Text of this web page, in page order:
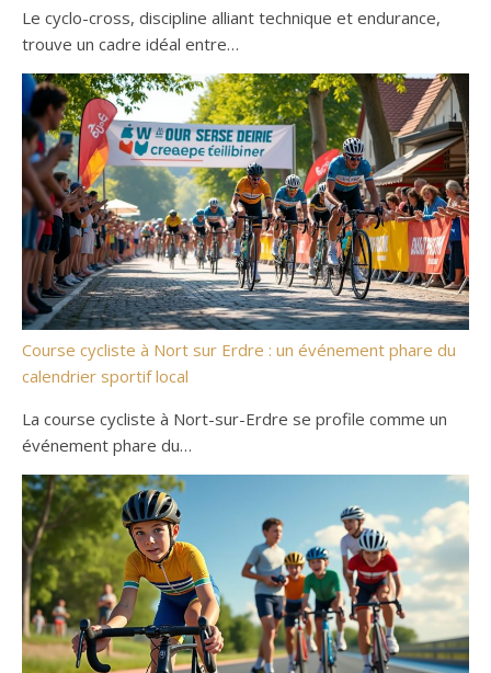
Le cyclo-cross, discipline alliant technique et endurance,
trouve un cadre idéal entre…
Course cycliste à Nort sur Erdre : un événement phare du
calendrier sportif local
La course cycliste à Nort-sur-Erdre se profile comme un
événement phare du…